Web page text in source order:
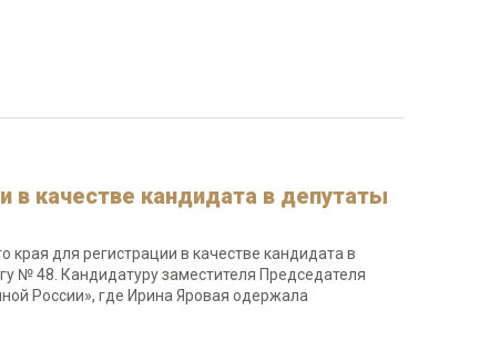
в качестве кандидата в депутаты
для регистрации в качестве кандидата в
№ 48. Кандидатуру заместителя Председателя
России», где Ирина Яровая одержала